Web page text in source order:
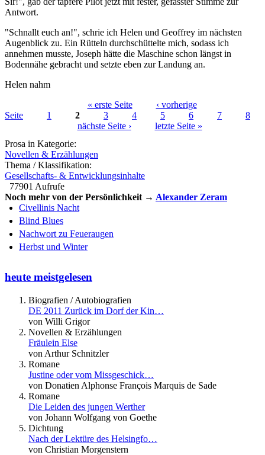
Antwort.
"Schnallt euch an!", schrie ich Helen und Geoffrey im nächsten
Augenblick zu. Ein Rütteln durchschüttelte mich, sodass ich
annehmen musste, Joseph hätte die Maschine schon längst in
Bodennähe gebracht und setzte eben zur Landung an.
Helen nahm
Seiten
« erste Seite
‹ vorherige
Seite
1 2 3 4 5 6 7
8
nächste Seite ›
letzte Seite »
Prosa in Kategorie:
Novellen & Erzählungen
Thema / Klassifikation:
Gesellschafts- & Entwicklungsinhalte
77901 Aufrufe
Noch mehr von der Persönlichkeit → Alexander Zeram
Civellinis Nacht
Blind Blues
Nachwort zu Feueraugen
Herbst und Winter
heute meistgelesen
Biografien / Autobiografien
DE 2011 Zurück im Dorf der Kin…
von Willi Grigor
Novellen & Erzählungen
Fräulein Else
von Arthur Schnitzler
Romane
Justine oder vom Missgeschick…
von Donatien Alphonse François Marquis de Sade
Romane
Die Leiden des jungen Werther
von Johann Wolfgang von Goethe
Dichtung
Nach der Lektüre des Helsingfo…
von Christian Morgenstern